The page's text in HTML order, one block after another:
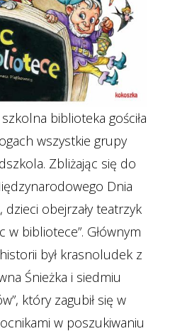
biblioteka gościła
wszystkie grupy
Zbliżając się do
Dnia
dzieci obejrzały teatrzyk
w bibliotece”. Głównym
był krasnoludek z
Śnieżka i siedmiu
który zagubił się w
w poszukiwaniu